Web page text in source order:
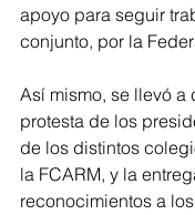
apoyo para seguir
conjunto, por la
Así mismo, se llevó a
protesta de los
de los distintos
la FCARM, y la
reconocimientos a